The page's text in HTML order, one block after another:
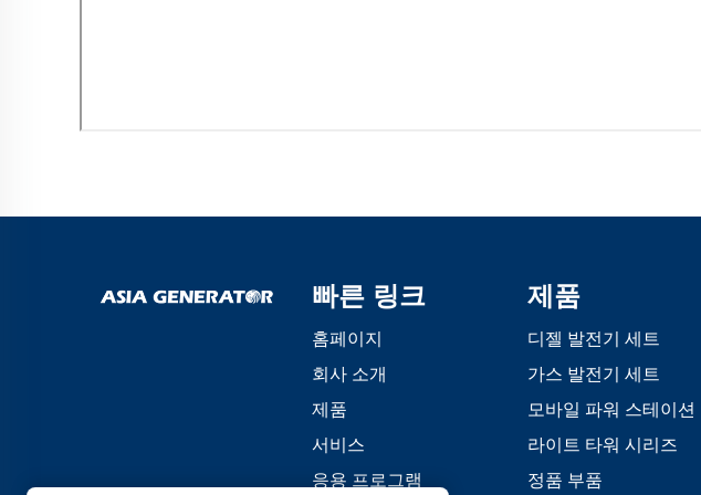
빠른 링크
홈페이지
회사 소개
제품
서비스
응용 프로그램
제품
디젤 발전기 세트
가스 발전기 세트
모바일 파워 스테이션
라이트 타워 시리즈
정품 부품